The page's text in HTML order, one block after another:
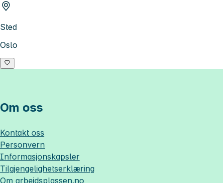
Sted
Oslo
Om oss
Kontakt oss
Personvern
Informasjonskapsler
Tilgjengelighetserklæring
Om arbeidsplassen.no